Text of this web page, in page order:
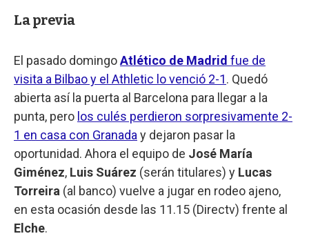
La previa
El pasado domingoAtlético de Madrid fue de
visita a Bilbao y el Athletic lo venció 2-1. Quedó
abierta así la puerta al Barcelona para llegar a la
punta, pero los culés perdieron sorpresivamente 2-
1 en casa con Granada y dejaron pasar la
oportunidad. Ahora el equipo de José María
Giménez, Luis Suárez (serán titulares) y Lucas
Torreira (al banco) vuelve a jugar en rodeo ajeno,
en esta ocasión desde las 11.15 (Directv) frente al
Elche.